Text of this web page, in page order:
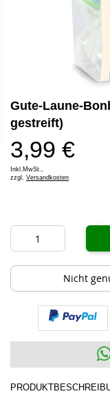
Anfang
der
Bildergalerie
springen
Gute-Laune-
gestreift)
3,99 €
Inkl.MwSt.,
zzgl. Versandkosten
Nicht